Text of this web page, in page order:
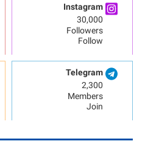
Instagram
30,000
Followers
Follow
Telegram
2,300
Members
Join